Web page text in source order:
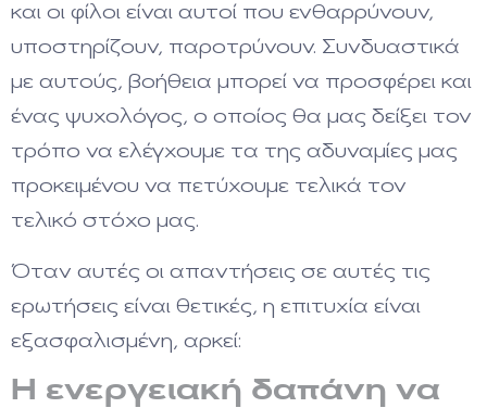
και οι φίλοι είναι αυτοί που ενθαρρύνουν,
υποστηρίζουν, παροτρύνουν. Συνδυαστικά
με αυτούς, βοήθεια μπορεί να προσφέρει και
ένας ψυχολόγος, ο οποίος θα μας δείξει τον
τρόπο να ελέγχουμε τα της αδυναμίες μας
προκειμένου να πετύχουμε τελικά τον
τελικό στόχο μας.
Όταν αυτές οι απαντήσεις σε αυτές τις
ερωτήσεις είναι θετικές, η επιτυχία είναι
εξασφαλισμένη, αρκεί:
Η ενεργειακή δαπάνη να